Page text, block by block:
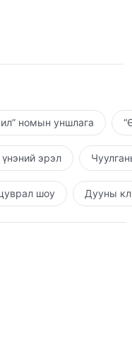
номын уншлага
эрэл
шоу Дууны